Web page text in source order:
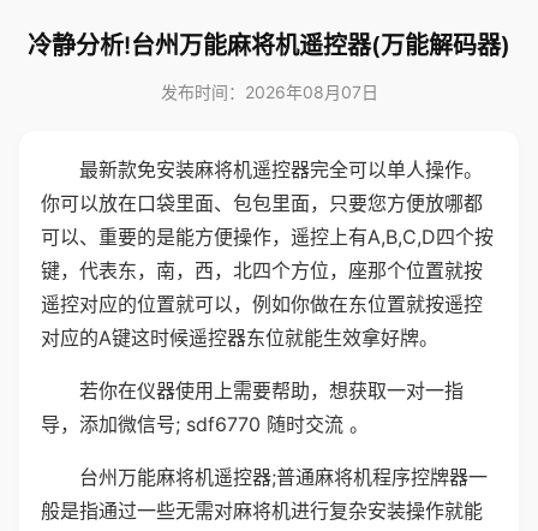
冷静分析!台州万能麻将机遥控器(万能解码器)
发布时间：2026年08月07日
最新款免安装麻将机遥控器完全可以单人操作。
你可以放在口袋里面、包包里面，只要您方便放哪都
可以、重要的是能方便操作，遥控上有A,B,C,D四个按
键，代表东，南，西，北四个方位，座那个位置就按
遥控对应的位置就可以，例如你做在东位置就按遥控
对应的A键这时候遥控器东位就能生效拿好牌。
若你在仪器使用上需要帮助，想获取一对一指
导，添加微信号; sdf6770 随时交流 。
台州万能麻将机遥控器;普通麻将机程序控牌器一
般是指通过一些无需对麻将机进行复杂安装操作就能